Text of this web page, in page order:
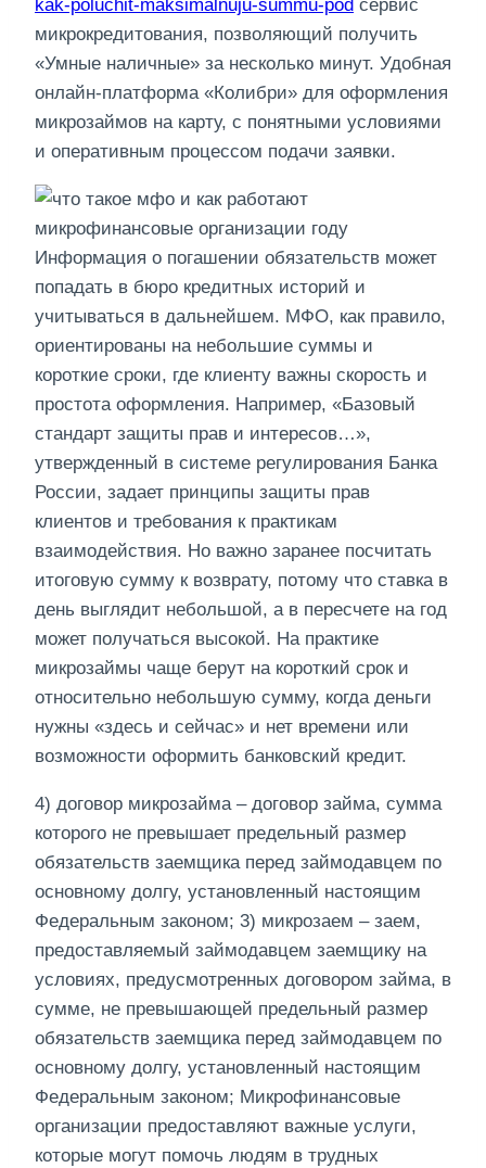
kak-poluchit-maksimalnuju-summu-pod сервис
микрокредитования, позволяющий получить
«Умные наличные» за несколько минут. Удобная
онлайн-платформа «Колибри» для оформления
микрозаймов на карту, с понятными условиями
и оперативным процессом подачи заявки.
Информация о погашении обязательств может
попадать в бюро кредитных историй и
учитываться в дальнейшем. МФО, как правило,
ориентированы на небольшие суммы и
короткие сроки, где клиенту важны скорость и
простота оформления.​ Например, «Базовый
стандарт защиты прав и интересов…»,
утвержденный в системе регулирования Банка
России, задает принципы защиты прав
клиентов и требования к практикам
взаимодействия.​ Но важно заранее посчитать
итоговую сумму к возврату, потому что ставка в
день выглядит небольшой, а в пересчете на год
может получаться высокой.​ На практике
микрозаймы чаще берут на короткий срок и
относительно небольшую сумму, когда деньги
нужны «здесь и сейчас» и нет времени или
возможности оформить банковский кредит.
4) договор микрозайма – договор займа, сумма
которого не превышает предельный размер
обязательств заемщика перед займодавцем по
основному долгу, установленный настоящим
Федеральным законом; 3) микрозаем – заем,
предоставляемый займодавцем заемщику на
условиях, предусмотренных договором займа, в
сумме, не превышающей предельный размер
обязательств заемщика перед займодавцем по
основному долгу, установленный настоящим
Федеральным законом; Микрофинансовые
организации предоставляют важные услуги,
которые могут помочь людям в трудных